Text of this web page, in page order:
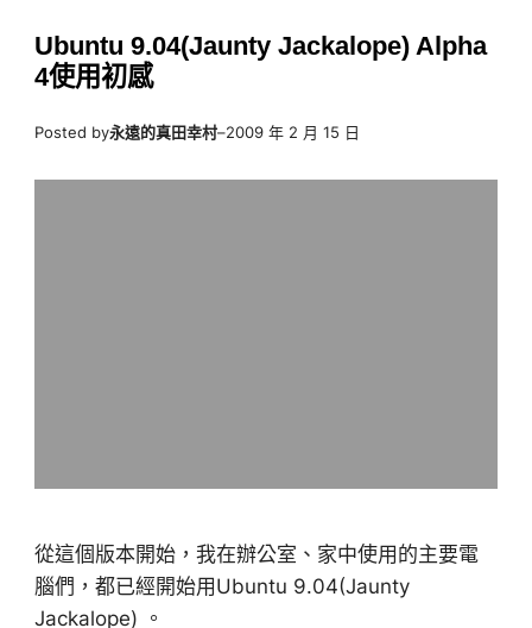
Ubuntu 9.04(Jaunty Jackalope) Alpha
4使用初感
Posted by永遠的真田幸村–2009 年 2 月 15 日
從這個版本開始，我在辦公室、家中使用的主要電
腦們，都已經開始用Ubuntu 9.04(Jaunty
Jackalope) 。